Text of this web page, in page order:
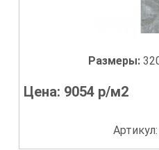
Размеры:
Цена: 9054 р/м2